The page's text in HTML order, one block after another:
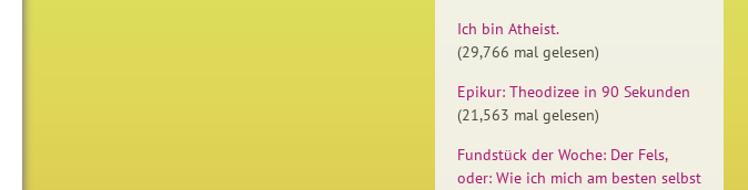
Ich bin Atheist.
(29,766 mal gelesen)
Epikur: Theodizee in 90 Sekunden
(21,563 mal gelesen)
Fundstück der Woche: Der Fels,
oder: Wie ich mich am besten selbst